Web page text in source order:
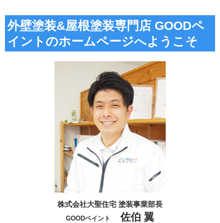
外壁塗装&屋根塗装専門店 GOODペ
イントのホームページへようこそ
株式会社大聖住宅 塗装事業部長
GOODペイント 佐伯 翼